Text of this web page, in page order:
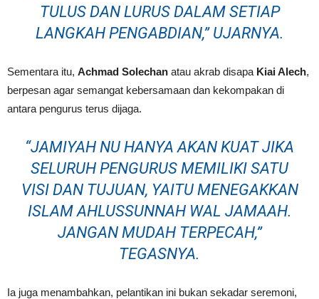
TULUS DAN LURUS DALAM SETIAP
LANGKAH PENGABDIAN,” UJARNYA.
Sementara itu, Achmad Solechan atau akrab disapa Kiai Alech,
berpesan agar semangat kebersamaan dan kekompakan di
antara pengurus terus dijaga.
“JAMIYAH NU HANYA AKAN KUAT JIKA
SELURUH PENGURUS MEMILIKI SATU
VISI DAN TUJUAN, YAITU MENEGAKKAN
ISLAM AHLUSSUNNAH WAL JAMAAH.
JANGAN MUDAH TERPECAH,”
TEGASNYA.
Ia juga menambahkan, pelantikan ini bukan sekadar seremoni,